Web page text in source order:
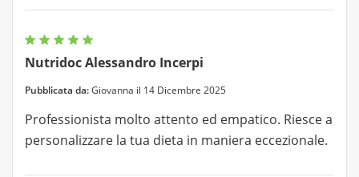
Nutridoc Alessandro Incerpi
Pubblicata da:Giovanna il 14 Dicembre 2025
Professionista molto attento ed empatico. Riesce a
personalizzare la tua dieta in maniera eccezionale.